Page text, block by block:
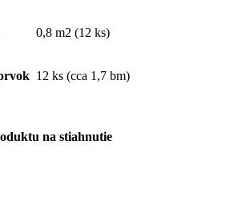
0,8 m2 (12 ks)
12 ks (cca 1,7 bm)
na stiahnutie